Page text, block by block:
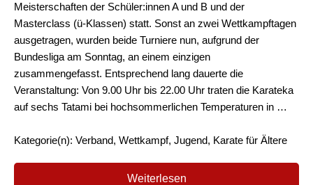
Meisterschaften der Schüler:innen A und B und der
Masterclass (ü-Klassen) statt. Sonst an zwei Wettkampftagen
ausgetragen, wurden beide Turniere nun, aufgrund der
Bundesliga am Sonntag, an einem einzigen
zusammengefasst. Entsprechend lang dauerte die
Veranstaltung: Von 9.00 Uhr bis 22.00 Uhr traten die Karateka
auf sechs Tatami bei hochsommerlichen Temperaturen in …
Kategorie(n): Verband, Wettkampf, Jugend, Karate für Ältere
Weiterlesen